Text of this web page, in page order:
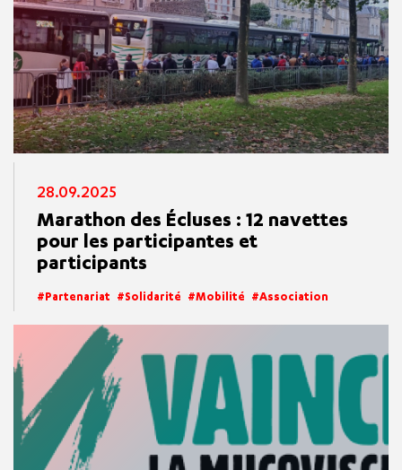
28.09.2025
Marathon des Écluses : 12 navettes
pour les participantes et
participants
Partenariat Solidarité Mobilité Association